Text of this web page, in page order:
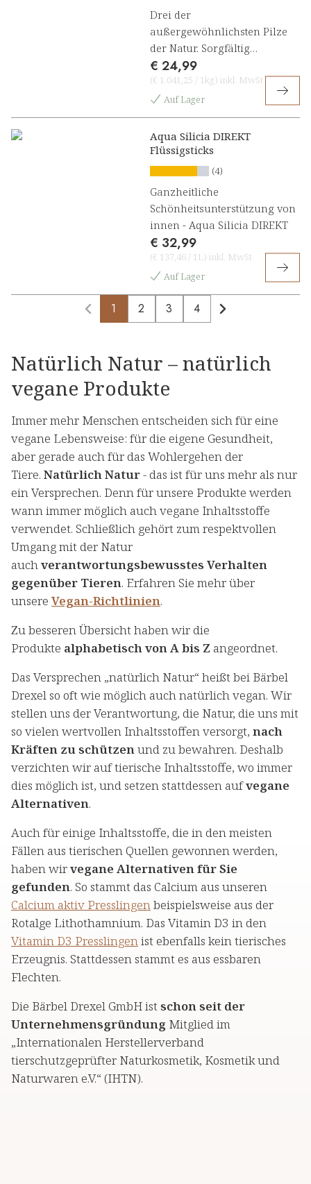
Drei der
außergewöhnlichsten Pilze
der Natur. Sorgfältig
kombiniert. – PilzKraft
Komplex
€ 24,99
(€ 1.041,25 / 1kg) inkl. MwSt
Auf Lager
Aqua Silicia DIREKT
Flüssigsticks
(4)
Ganzheitliche
Schönheitsunterstützung von
innen - Aqua Silicia DIREKT
€ 32,99
(€ 137,46 / 1L) inkl. MwSt
Auf Lager
1 2 3 4
Natürlich Natur – natürlich
vegane Produkte
Immer mehr Menschen entscheiden sich für eine
vegane Lebensweise: für die eigene Gesundheit,
aber gerade auch für das Wohlergehen der
Tiere. Natürlich Natur- das ist für uns mehr als nur
ein Versprechen. Denn für unsere Produkte werden
wann immer möglich auch vegane Inhaltsstoffe
verwendet. Schließlich gehört zum respektvollen
Umgang mit der Natur
auchverantwortungsbewusstes Verhalten
gegenüber Tieren. Erfahren Sie mehr über
unsere Vegan-Richtlinien.
Zu besseren Übersicht haben wir die
Produkte alphabetisch von A bis Z angeordnet.
Das Versprechen „natürlich Natur“ heißt bei Bärbel
Drexel so oft wie möglich auch natürlich vegan. Wir
stellen uns der Verantwortung, die Natur, die uns mit
so vielen wertvollen Inhaltsstoffen versorgt, nach
Kräften zu schützenund zu bewahren. Deshalb
verzichten wir auf tierische Inhaltsstoffe, wo immer
dies möglich ist, und setzen stattdessen aufvegane
Alternativen.
Auch für einige Inhaltsstoffe, die in den meisten
Fällen aus tierischen Quellen gewonnen werden,
haben wirvegane Alternativen für Sie
gefunden. So stammt das Calcium aus unseren
Calcium aktiv Presslingenbeispielsweise aus der
Rotalge Lithothamnium. Das Vitamin D3 in den
Vitamin D3 Presslingenist ebenfalls kein tierisches
Erzeugnis. Stattdessen stammt es aus essbaren
Flechten.
Die Bärbel Drexel GmbH istschon seit der
Unternehmensgründung Mitglied im
„Internationalen Herstellerverband
tierschutzgeprüfter Naturkosmetik, Kosmetik und
Naturwaren e.V.“ (IHTN).